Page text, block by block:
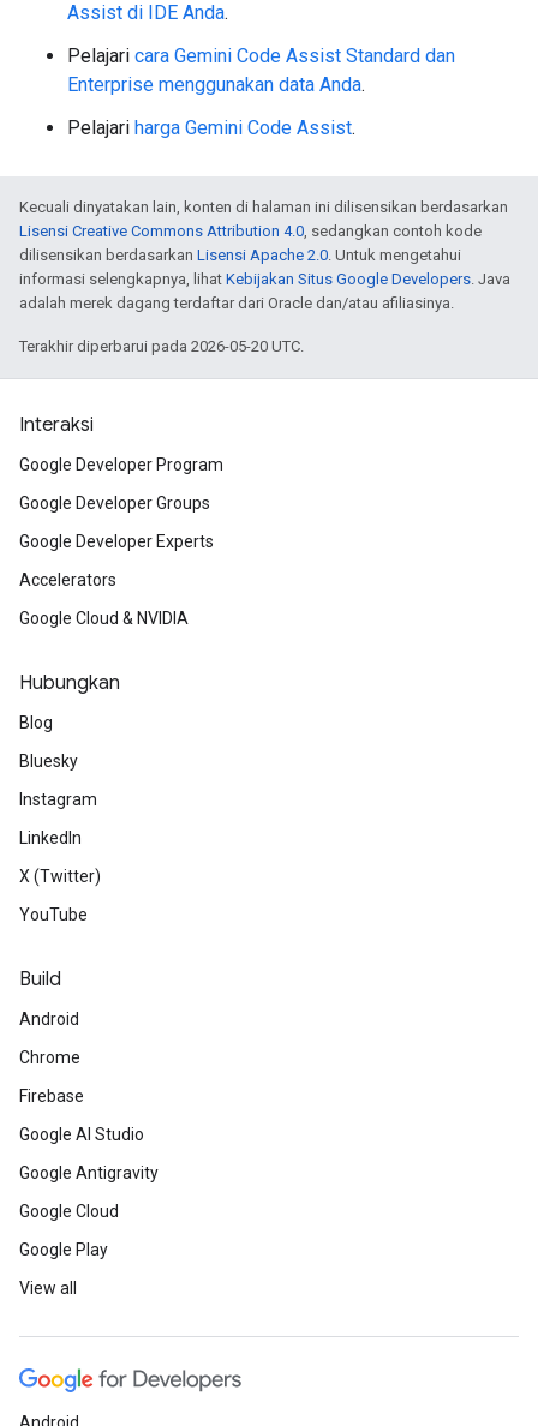
Assist di IDE Anda.
Pelajari cara Gemini Code Assist Standard dan
Enterprise menggunakan data Anda.
Pelajari harga Gemini Code Assist.
Kecuali dinyatakan lain, konten di halaman ini dilisensikan berdasarkan
Lisensi Creative Commons Attribution 4.0, sedangkan contoh kode
dilisensikan berdasarkan Lisensi Apache 2.0. Untuk mengetahui
informasi selengkapnya, lihat Kebijakan Situs Google Developers. Java
adalah merek dagang terdaftar dari Oracle dan/atau afiliasinya.
Terakhir diperbarui pada 2026-05-20 UTC.
Interaksi
Google Developer Program
Google Developer Groups
Google Developer Experts
Accelerators
Google Cloud & NVIDIA
Hubungkan
Blog
Bluesky
Instagram
LinkedIn
X (Twitter)
YouTube
Build
Android
Chrome
Firebase
Google AI Studio
Google Antigravity
Google Cloud
Google Play
View all